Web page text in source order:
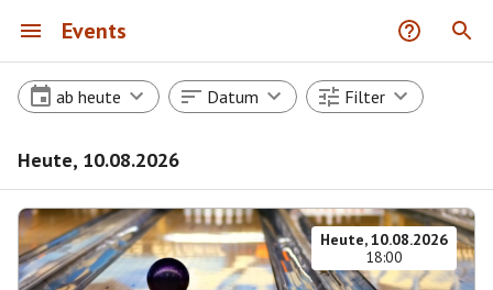
Events
ab heute Datum Filter
Heute, 10.08.2026
Heute, 10.08.2026
18:00